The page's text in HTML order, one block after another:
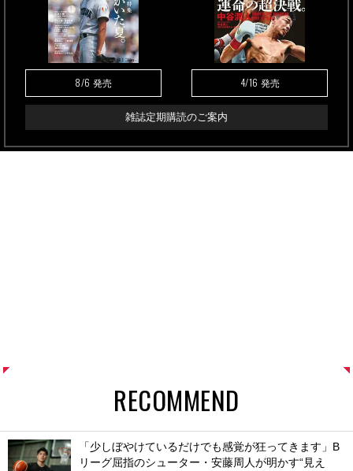
8/6 発売 4/16 発売
雑誌定期購読のご案内
RECOMMEND
「少しぼやけているだけでも感覚が狂ってきます」B
リーグ屈指のシューター・安藤周人が明かす“見え